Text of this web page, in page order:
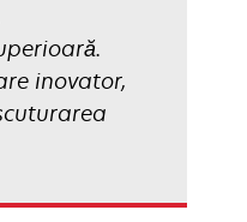
inovator,